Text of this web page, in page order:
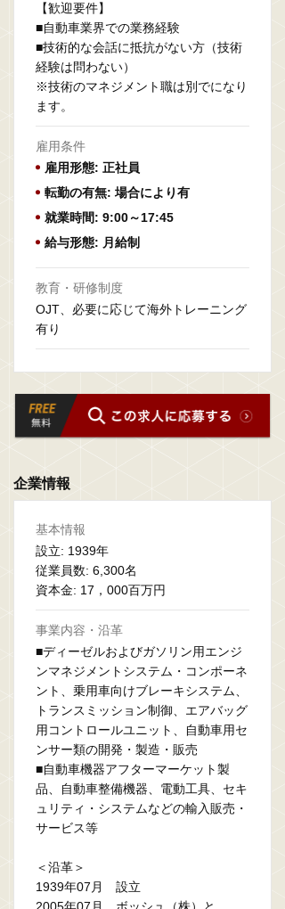
【歓迎要件】
■自動車業界での業務経験
■技術的な会話に抵抗がない方（技術
経験は問わない）
※技術のマネジメント職は別でになり
ます。
雇用条件
雇用形態: 正社員
転勤の有無: 場合により有
就業時間: 9:00～17:45
給与形態: 月給制
教育・研修制度
OJT、必要に応じて海外トレーニング
有り
企業情報
基本情報
設立: 1939年
従業員数: 6,300名
資本金: 17，000百万円
事業内容・沿革
■ディーゼルおよびガソリン用エンジ
ンマネジメントシステム・コンポーネ
ント、乗用車向けブレーキシステム、
トランスミッション制御、エアバッグ
用コントロールユニット、自動車用セ
ンサー類の開発・製造・販売
■自動車機器アフターマーケット製
品、自動車整備機器、電動工具、セキ
ュリティ・システムなどの輸入販売・
サービス等
＜沿革＞
1939年07月 設立
2005年07月 ボッシュ（株）と